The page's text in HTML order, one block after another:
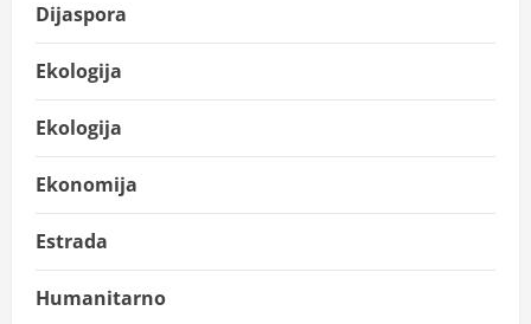
Dijaspora
Ekologija
Ekologija
Ekonomija
Estrada
Humanitarno